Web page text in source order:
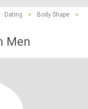
Dating > Body Shape
>
Men